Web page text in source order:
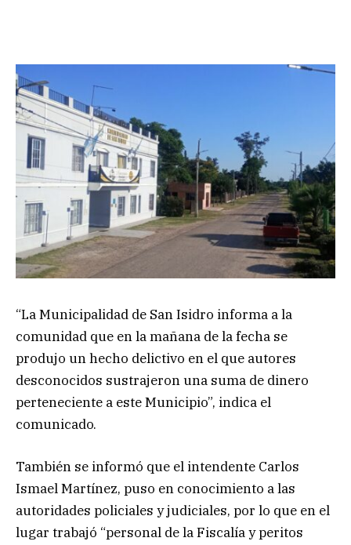
“La Municipalidad de San Isidro informa a la
comunidad que en la mañana de la fecha se
produjo un hecho delictivo en el que autores
desconocidos sustrajeron una suma de dinero
perteneciente a este Municipio”, indica el
comunicado.
También se informó que el intendente Carlos
Ismael Martínez, puso en conocimiento a las
autoridades policiales y judiciales, por lo que en el
lugar trabajó “personal de la Fiscalía y peritos